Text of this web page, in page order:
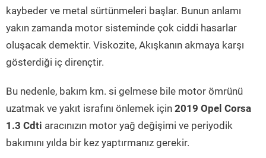
kaybeder ve metal sürtünmeleri başlar. Bunun anlamı
yakın zamanda motor sisteminde çok ciddi hasarlar
oluşacak demektir. Viskozite, Akışkanın akmaya karşı
gösterdiği iç dirençtir.
Bu nedenle, bakım km. si gelmese bile motor ömrünü
uzatmak ve yakıt israfını önlemek için 2019 Opel Corsa
1.3 Cdti aracınızın motor yağ değişimi ve periyodik
bakımını yılda bir kez yaptırmanız gerekir.